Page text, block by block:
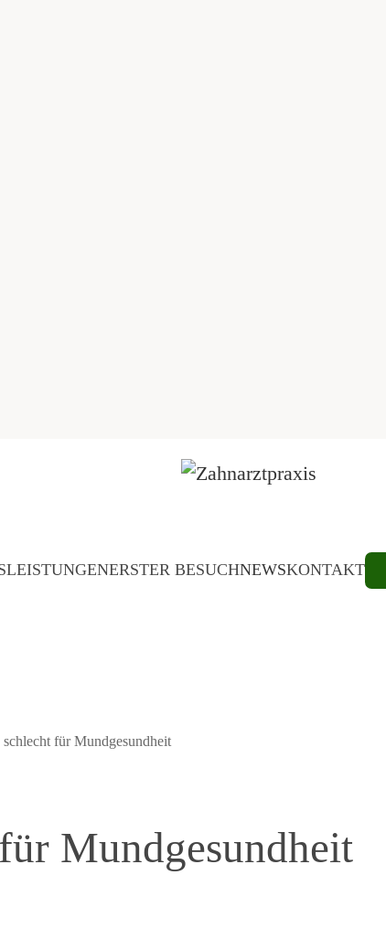
LEISTUNGENERSTER BESUCHNEWSKONTAKT
für Mundgesundheit
Mundgesundheit